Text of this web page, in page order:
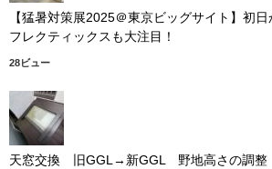
【猛暑対策展2025＠東京ビッグサイト】初
フレクティックスも大注目！
28ビュー
天窓交換 旧GGL→新GGL 野地高さの調整